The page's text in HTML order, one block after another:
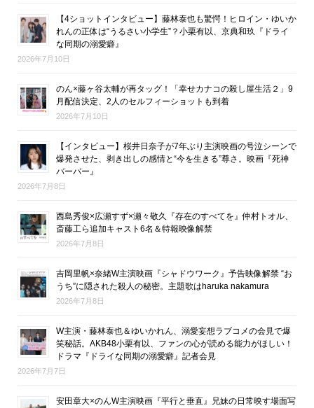
【4ショットインタビュー】藤林泰也も驚愕！ヒロイン・ゆいか
れんの正体は“うるさい小学生”？小栗有以、京典和玖『ドライ
な同期の溺愛癖』
2026年7月10日
のん×藤ヶ谷太輔が再タッグ！「幸せカナコの殺し屋生活２」9
月配信決定、2人のセルフィーショットも到着
2026年7月10日
【インタビュー】桜井日奈子が7年ぶり主演映画の号泣シーンで
爆発させた、剥き出しの感情と“今を生きる”尊さ。映画『死神
バーバー』
2026年7月8日
西島秀俊×広瀬すず×瀬々敬久『存在のすべてを』仲村トオル、
斎藤工ら追加キャスト6名＆特報映像解禁
2026年7月8日
吉岡里帆×奈緒W主演映画『シャドウワーク』予告映像解禁 “お
うち”に隠された殺人の秘密。主題歌はharuka nakamura
2026年7月8日
W主演・藤林泰也＆ゆいかれん、溺愛妄想ラブコメの会見で爆
笑秘話。AKB48小栗有以、ファンの心が読める能力がほしい！
ドラマ『ドライな同期の溺愛癖』記者会見
2026年7月7日
安田章大×のんW主演映画『平行と垂直』兄妹の日常映す場面写